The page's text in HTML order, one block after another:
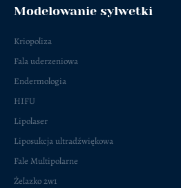
Modelowanie sylwetki
Kriopoliza
Fala uderzeniowa
Endermologia
HIFU
Lipolaser
Liposukcja ultradźwiękowa
Fale Multipolarne
Żelazko 2w1